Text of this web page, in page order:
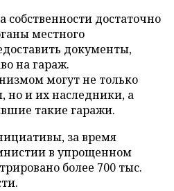
достаточно
местного
документы,
на гараж.
могут не только
и их наследники, а
такие гаражи.
за время
в упрощенном
более 700 тыс.